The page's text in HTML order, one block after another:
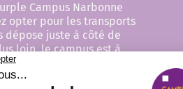
Campus Narbonne
opter pour les transports
dépose juste à côté de
loin, le campus est à
la sortie 37 direction
de nombreuses